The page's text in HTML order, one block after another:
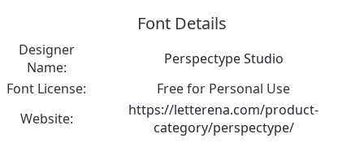
Font Details
Designer
Name:
Perspectype Studio
Font License:
Free for Personal Use
Website:
https://letterena.com/product-
category/perspectype/